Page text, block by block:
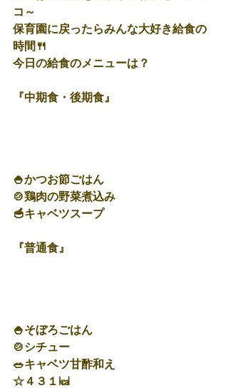
コ～
保育園に戻ったらみんな大好き給食の
時間🍴
今日の給食のメニューは？
『中期食・後期食』
🍚かつお節ごはん
🍲鶏肉の野菜煮込み
🥣キャベツスープ
『普通食』
🍚そぼろごはん
🍲シチュー
🥗キャベツ甘酢和え
☆４３１㎉